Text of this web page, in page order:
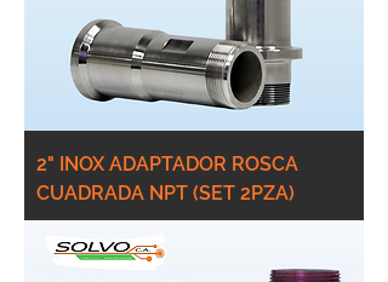
2" INOX ADAPTADOR ROSCA
CUADRADA NPT (SET 2PZA)